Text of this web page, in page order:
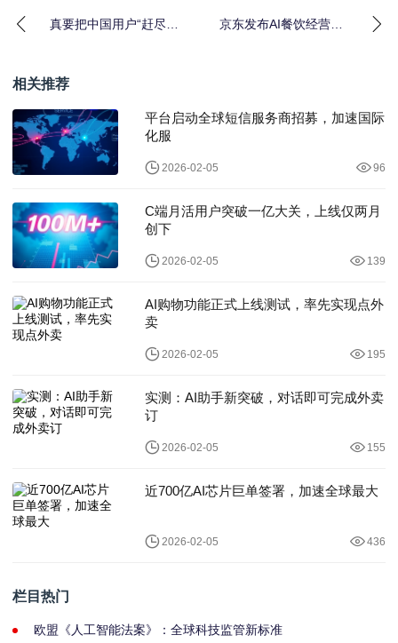
真要把中国用户“赶尽杀
京东发布AI餐饮经营工
相关推荐
平台启动全球短信服务商招募，加速国际
化服
2026-02-05 96
C端月活用户突破一亿大关，上线仅两月
创下
2026-02-05 139
AI购物功能正式上线测试，率先实现点外
卖
2026-02-05 195
实测：AI助手新突破，对话即可完成外卖
订
2026-02-05 155
近700亿AI芯片巨单签署，加速全球最大
2026-02-05 436
栏目热门
欧盟《人工智能法案》：全球科技监管新标准